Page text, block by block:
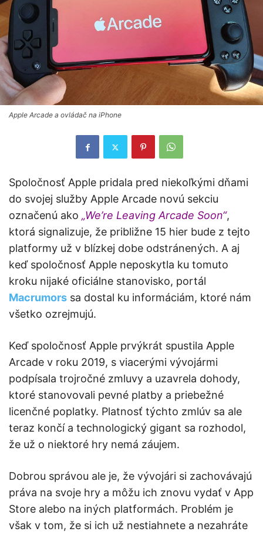
Apple Arcade a ovládač na iPhone
Spoločnosť Apple pridala pred niekoľkými dňami
do svojej služby Apple Arcade novú sekciu
označenú ako „We’re Leaving Arcade Soon“,
ktorá signalizuje, že približne 15 hier bude z tejto
platformy už v blízkej dobe odstránených. A aj
keď spoločnosť Apple neposkytla ku tomuto
kroku nijaké oficiálne stanovisko, portál
Macrumors sa dostal ku informáciám, ktoré nám
všetko ozrejmujú.
Keď spoločnosť Apple prvýkrát spustila Apple
Arcade v roku 2019, s viacerými vývojármi
podpísala trojročné zmluvy a uzavrela dohody,
ktoré stanovovali pevné platby a priebežné
licenčné poplatky. Platnosť týchto zmlúv sa ale
teraz končí a technologický gigant sa rozhodol,
že už o niektoré hry nemá záujem.
Dobrou správou ale je, že vývojári si zachovávajú
práva na svoje hry a môžu ich znovu vydať v App
Store alebo na iných platformách. Problém je
však v tom, že si ich už nestiahnete a nezahráte